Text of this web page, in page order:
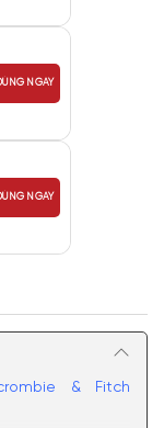
NGAY
NGAY
& Fitch